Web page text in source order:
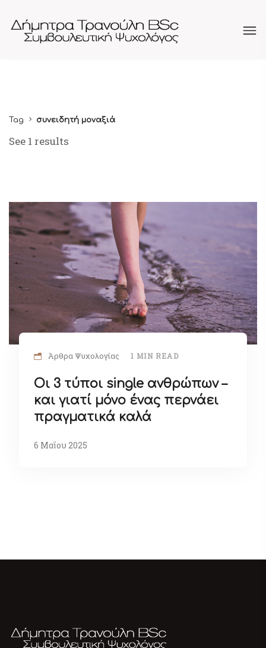
Tag συνειδητή μοναξιά
See 1 results
Άρθρα Ψυχολογίας 1 MIN READ
Οι 3 τύποι single ανθρώπων –
και γιατί μόνο ένας περνάει
πραγματικά καλά
6 Μαΐου 2025